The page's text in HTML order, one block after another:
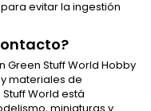
evitar la ingestión
Green Stuff World Hobby
materiales de
World está